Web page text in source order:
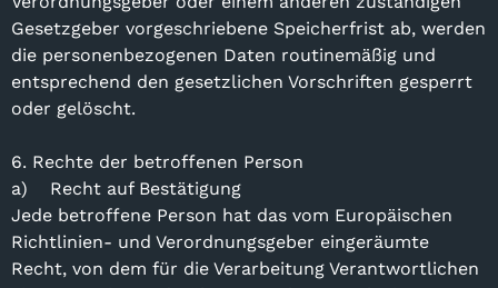
Gesetzgeber vorgeschriebene Speicherfrist ab, werden
die personenbezogenen Daten routinemäßig und
entsprechend den gesetzlichen Vorschriften gesperrt
oder gelöscht.
6. Rechte der betroffenen Person
a) Recht auf Bestätigung
Jede betroffene Person hat das vom Europäischen
Richtlinien- und Verordnungsgeber eingeräumte
Recht, von dem für die Verarbeitung Verantwortlichen